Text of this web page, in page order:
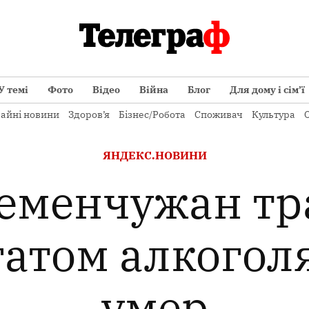
темі Фото Відео Війна Блог Для дому і сім’ї
новини Здоров’я Бізнес/Робота Споживач Культура
ОПУБЛІКОВАНО
ЯНДЕКС.НОВИНИ